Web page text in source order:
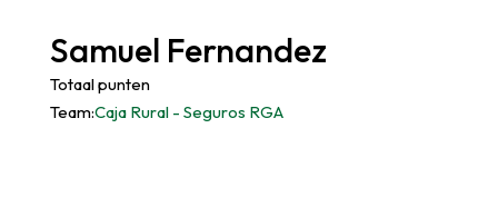
Samuel Fernandez
Totaal punten
Team:Caja Rural - Seguros RGA